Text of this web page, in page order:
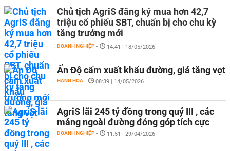
Chủ tịch AgriS đăng ký mua hơn 42,7
triệu cổ phiếu SBT, chuẩn bị cho chu kỳ
tăng trưởng mới
DOANH NGHIỆP - 14:41 | 18/05/2026
Ấn Độ cấm xuất khẩu đường, giá tăng vọt
HÀNG HÓA - 08:39 | 14/05/2026
AgriS lãi 245 tỷ đồng trong quý III , các
mảng ngoài đường đóng góp tích cực
DOANH NGHIỆP - 11:51 | 29/04/2026